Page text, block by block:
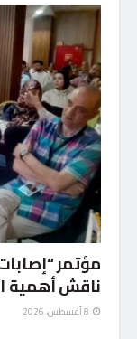
مؤتمر
ناقش أهمية